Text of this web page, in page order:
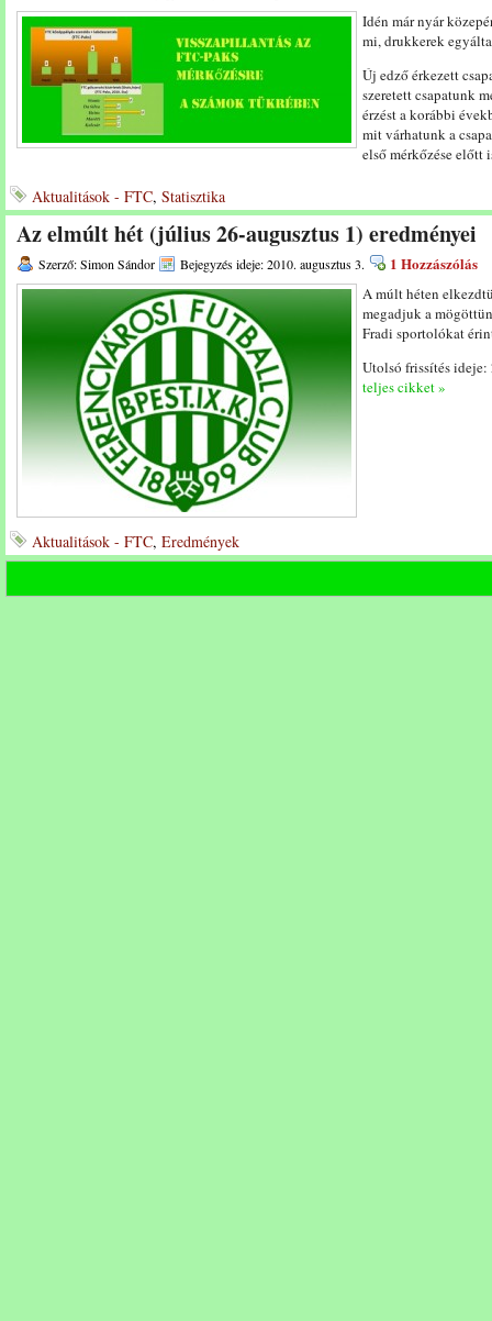
Idén már nyár
mi, drukkerek
Új edző érkezett
szeretett csapatunk
érzést a korábbi
mit várhatunk a
első mérkőzése
Aktualitások - FTC, Statisztika
Az elmúlt hét (július 26-augusztus 1) eredményei
Szerző: Simon Sándor Bejegyzés ideje: 2010. augusztus 3. 1 Hozzászólás
A múlt héten
megadjuk a
Fradi sportolókat
Utolsó frissítés
teljes cikket »
Aktualitások - FTC, Eredmények